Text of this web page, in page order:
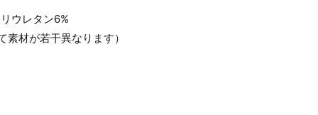
ウレタン6%
素材が若干異なります）